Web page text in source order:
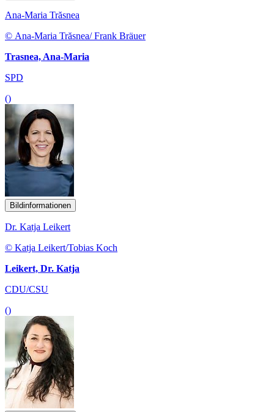
Ana-Maria Trăsnea
© Ana-Maria Trăsnea/ Frank Bräuer
Trasnea, Ana-Maria
SPD
()
Bildinformationen
Dr. Katja Leikert
© Katja Leikert/Tobias Koch
Leikert, Dr. Katja
CDU/CSU
()